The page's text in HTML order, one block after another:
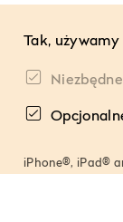
Tak,
Niezbędne
iPhone®, iPad®